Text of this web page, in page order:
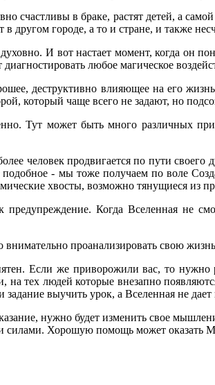
счастливы в браке, растят детей, а
другом городе, а то и стране, и также
И вот настает момент, когда он
любое магическое
деструктивно влияющее на его
который чаще всего не задают, но
Тут может быть много различных
человек продвигается по пути
- мы тоже получаем по воле
хвосты, возможно тянущиеся из
предупреждение. Когда Вселенная не
проанализировать свою
Если же приворожили вас, то нужно
тех людей которые внезапно
выучить урок, а Вселенная не
нужно будет изменить свое
Хорошую помощь может оказать